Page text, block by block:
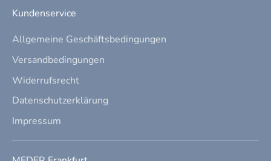
Kundenservice
Allgemeine Geschäftsbedingungen
Versandbedingungen
Widerrufsrecht
Datenschutzerklärung
Impressum